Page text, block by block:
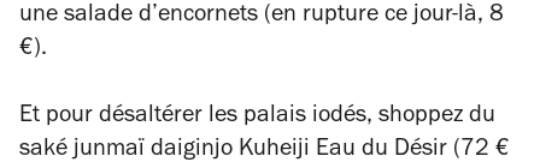
une salade d’encornets (en rupture ce jour-là, 8
€).
Et pour désaltérer les palais iodés, shoppez du
saké junmaï daiginjo Kuheiji Eau du Désir (72 €